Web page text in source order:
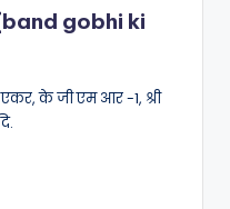
(band gobhi ki
एकर, के जी एम आर -1, श्री